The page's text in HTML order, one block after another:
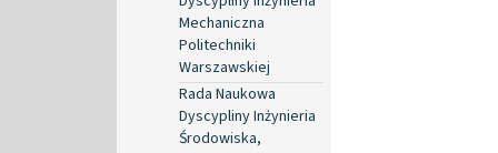
Mechaniczna
Politechniki
Warszawskiej
Rada Naukowa
Dyscypliny Inżynieria
Środowiska,